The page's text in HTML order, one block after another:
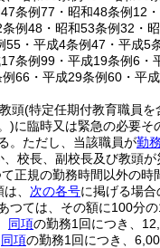
条例77・昭和48条例12
例48・昭和53条例32・
55・平成4条例47・平成5
条例99・平成19条例6
66・平成29条例60・平
頭(特定任期付教育職員を
)に臨時又は緊急の必要そ
。 ただし、当該職員が勤
校長、副校長及び教頭
正規の勤務時間以外の時
、 次の各号に掲げる場合
つては、その額に100分
同項の勤務1回につき、
同項の勤務1回につき、